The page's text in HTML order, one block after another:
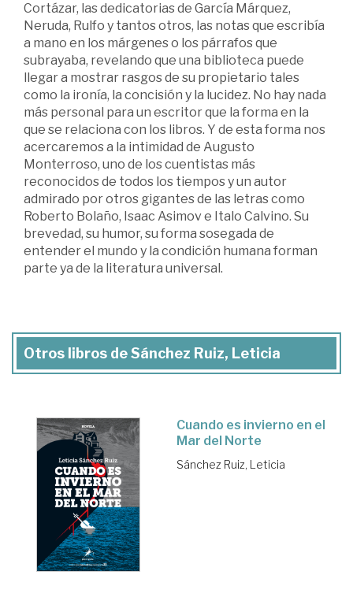
Cortázar, las dedicatorias de García Márquez,
Neruda, Rulfo y tantos otros, las notas que escribía
a mano en los márgenes o los párrafos que
subrayaba, revelando que una biblioteca puede
llegar a mostrar rasgos de su propietario tales
como la ironía, la concisión y la lucidez. No hay nada
más personal para un escritor que la forma en la
que se relaciona con los libros. Y de esta forma nos
acercaremos a la intimidad de Augusto
Monterroso, uno de los cuentistas más
reconocidos de todos los tiempos y un autor
admirado por otros gigantes de las letras como
Roberto Bolaño, Isaac Asimov e Italo Calvino. Su
brevedad, su humor, su forma sosegada de
entender el mundo y la condición humana forman
parte ya de la literatura universal.
Otros libros de Sánchez Ruiz, Leticia
Cuando es invierno en el
Mar del Norte
Sánchez Ruiz, Leticia